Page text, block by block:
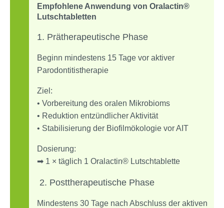
Empfohlene Anwendung von Oralactin®
Lutschtabletten
1️. Prätherapeutische Phase
Beginn mindestens 15 Tage vor aktiver
Parodontitistherapie
Ziel:
• Vorbereitung des oralen Mikrobioms
• Reduktion entzündlicher Aktivität
• Stabilisierung der Biofilmökologie vor AIT
Dosierung:
➡ 1 × täglich 1 Oralactin® Lutschtablette
2️. Posttherapeutische Phase
Mindestens 30 Tage nach Abschluss der aktiven